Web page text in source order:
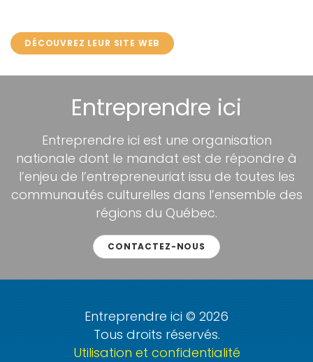
DÉCOUVREZ LEUR SITE WEB
Entreprendre ici
Entreprendre ici est une organisation
nationale dont le mandat est de répondre à
l’enjeu de l’entrepreneuriat issu de toutes les
communautés culturelles dans l’ensemble des
régions du Québec.
CONTACTEZ-NOUS
Entreprendre ici © 2026
Tous droits réservés.
Utilisation et confidentialité